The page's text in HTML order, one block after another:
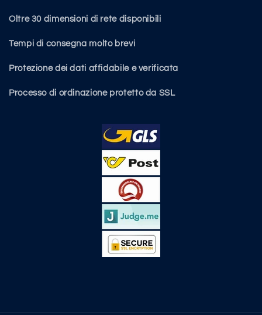
Oltre 30 dimensioni di rete disponibili
Tempi di consegna molto brevi
Protezione dei dati affidabile e verificata
Processo di ordinazione protetto da SSL